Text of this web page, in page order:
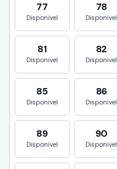
77
Disponivel
78
Disponivel
81
Disponivel
82
Disponivel
85
Disponivel
86
Disponivel
89
Disponivel
90
Disponivel